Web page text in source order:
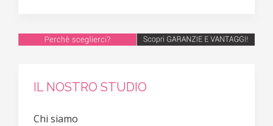
IL NOSTRO STUDIO
Chi siamo